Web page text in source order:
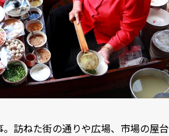
訪ねた街の通りや広場、市場の屋台